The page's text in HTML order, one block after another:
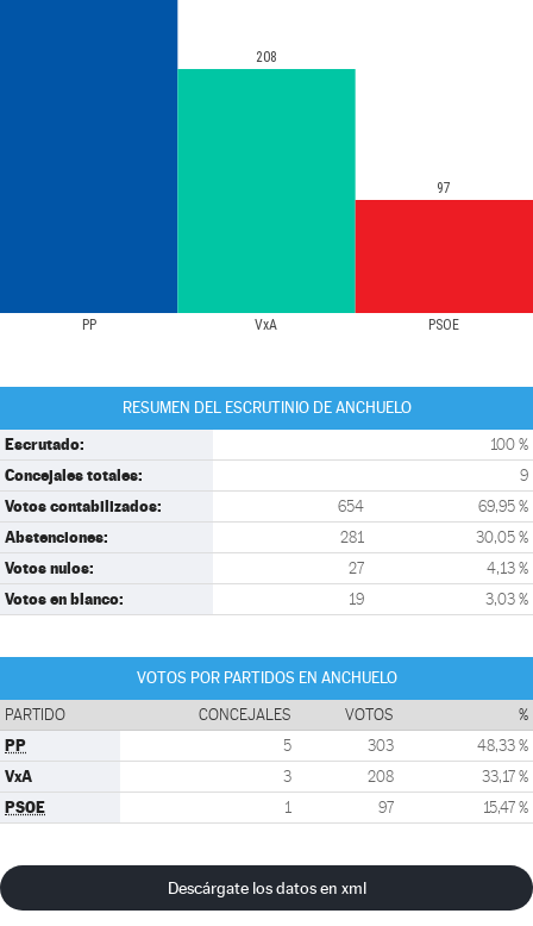
PP VxA PSOE
208
97
RESUMEN DEL ESCRUTINIO DE ANCHUELO
Escrutado: 100 %
Concejales totales: 9
Votos contabilizados: 654 69,95 %
Abstenciones: 281 30,05 %
Votos nulos: 27 4,13 %
Votos en blanco: 19 3,03 %
VOTOS POR PARTIDOS EN ANCHUELO
PARTIDO CONCEJALES VOTOS %
PP 5 303 48,33 %
VxA 3 208 33,17 %
PSOE 1 97 15,47 %
Descárgate los datos en xml